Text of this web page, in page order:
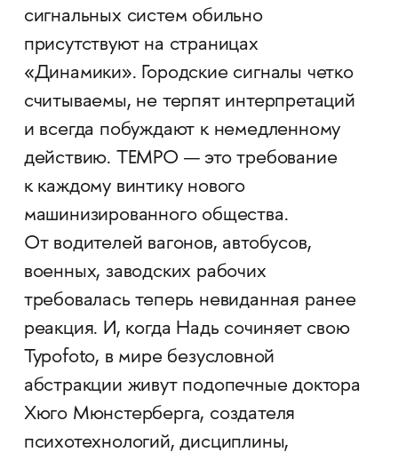
сигнальных систем обильно
присутствуют на страницах
«Динамики». Городские сигналы четко
считываемы, не терпят интерпретаций
и всегда побуждают к немедленному
действию. ТЕМРО — это требование
к каждому винтику нового
машинизированного общества.
От водителей вагонов, автобусов,
военных, заводских рабочих
требовалась теперь невиданная ранее
реакция. И, когда Надь сочиняет свою
Typofoto, в мире безусловной
абстракции живут подопечные доктора
Хюго Мюнстерберга, создателя
психотехнологий, дисциплины,